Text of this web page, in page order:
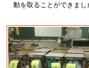
動を取ることができまし